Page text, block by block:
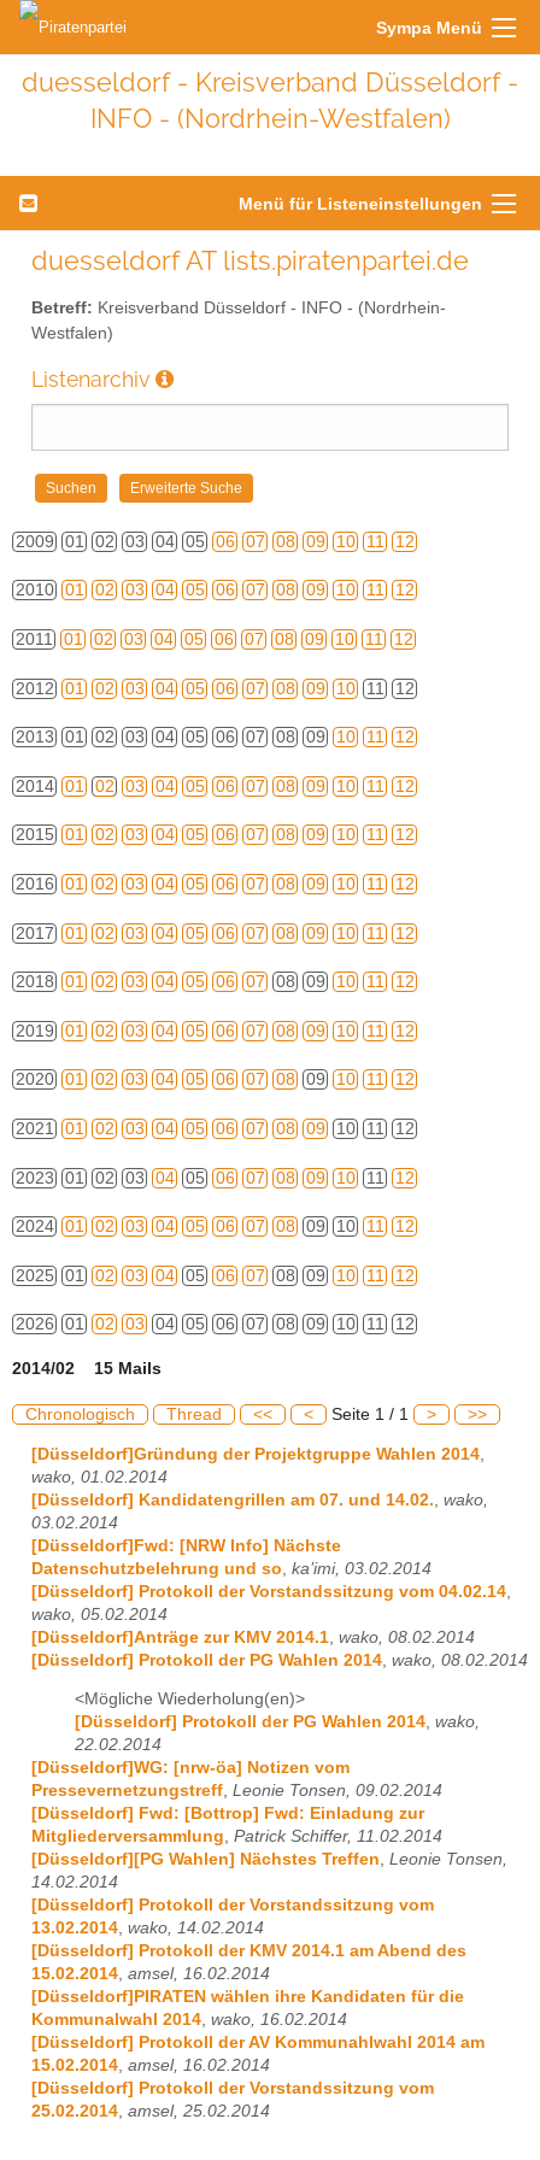
Sympa Menü
duesseldorf - Kreisverband Düsseldorf -
INFO - (Nordrhein-Westfalen)
Menü für Listeneinstellungen
duesseldorf AT lists.piratenpartei.de
Betreff: Kreisverband Düsseldorf - INFO - (Nordrhein-
Westfalen)
Listenarchiv
2009 01 02 03 04 05 06 07 08 09 10 11 12
2010 01 02 03 04 05 06 07 08 09 10 11 12
2011 01 02 03 04 05 06 07 08 09 10 11 12
2012 01 02 03 04 05 06 07 08 09 10 11 12
2013 01 02 03 04 05 06 07 08 09 10 11 12
2014 01 02 03 04 05 06 07 08 09 10 11 12
2015 01 02 03 04 05 06 07 08 09 10 11 12
2016 01 02 03 04 05 06 07 08 09 10 11 12
2017 01 02 03 04 05 06 07 08 09 10 11 12
2018 01 02 03 04 05 06 07 08 09 10 11 12
2019 01 02 03 04 05 06 07 08 09 10 11 12
2020 01 02 03 04 05 06 07 08 09 10 11 12
2021 01 02 03 04 05 06 07 08 09 10 11 12
2023 01 02 03 04 05 06 07 08 09 10 11 12
2024 01 02 03 04 05 06 07 08 09 10 11 12
2025 01 02 03 04 05 06 07 08 09 10 11 12
2026 01 02 03 04 05 06 07 08 09 10 11 12
2014/02 15 Mails
Chronologisch Thread << < Seite 1 / 1 > >>
[Düsseldorf]Gründung der Projektgruppe Wahlen 2014
wako, 01.02.2014
[Düsseldorf] Kandidatengrillen am 07. und 14.02. wako,
03.02.2014
[Düsseldorf]Fwd: [NRW Info] Nächste
Datenschutzbelehrung und so ka’imi, 03.02.2014
[Düsseldorf] Protokoll der Vorstandssitzung vom 04.02.14
wako, 05.02.2014
[Düsseldorf]Anträge zur KMV 2014.1 wako, 08.02.2014
[Düsseldorf] Protokoll der PG Wahlen 2014 wako, 08.02.2014
<Mögliche Wiederholung(en)>
[Düsseldorf] Protokoll der PG Wahlen 2014, wako,
22.02.2014
[Düsseldorf]WG: [nrw-öa] Notizen vom
Pressevernetzungstreff, Leonie Tonsen, 09.02.2014
[Düsseldorf] Fwd: [Bottrop] Fwd: Einladung zur
Mitgliederversammlung, Patrick Schiffer, 11.02.2014
[Düsseldorf][PG Wahlen] Nächstes Treffen, Leonie Tonsen,
14.02.2014
[Düsseldorf] Protokoll der Vorstandssitzung vom
13.02.2014, wako, 14.02.2014
[Düsseldorf] Protokoll der KMV 2014.1 am Abend des
15.02.2014, amsel, 16.02.2014
[Düsseldorf]PIRATEN wählen ihre Kandidaten für die
Kommunalwahl 2014, wako, 16.02.2014
[Düsseldorf] Protokoll der AV Kommunahlwahl 2014 am
15.02.2014, amsel, 16.02.2014
[Düsseldorf] Protokoll der Vorstandssitzung vom
25.02.2014, amsel, 25.02.2014